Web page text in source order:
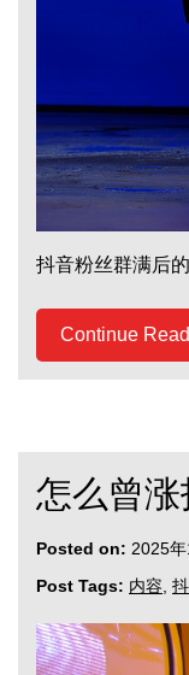
抖音粉丝群满后
Continue
怎么曾
Posted on: 2025
Post Tags: 内容